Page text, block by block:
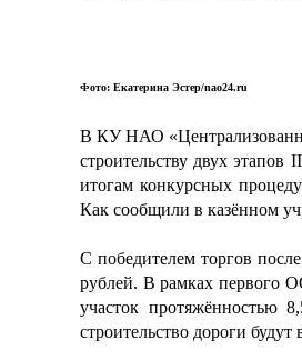
Фото: Екатерина Эстер/nao24.ru
В КУ НАО
строительству двух
итогам конкурсных
Как сообщили в казённом
С победителем торгов
рублей. В рамках первого
участок протяжённостью
строительство дороги